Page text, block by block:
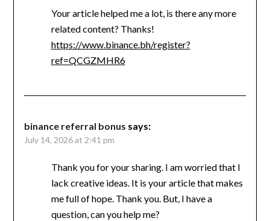
Your article helped me a lot, is there any more
related content? Thanks!
https://www.binance.bh/register?
ref=QCGZMHR6
binance referral bonus says:
July 14, 2026 at 2:41 pm
Thank you for your sharing. I am worried that I
lack creative ideas. It is your article that makes
me full of hope. Thank you. But, I have a
question, can you help me?